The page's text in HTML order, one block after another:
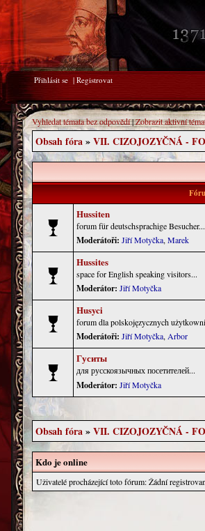
Přihlásit se | Registrovat
Vyhledat témata bez odpovědí|Zobrazit aktivní
Obsah fóra»VII. CIZOJOZYČNÁ -
Hussiten
forum für deutschsprachige Besucher...
Moderátoři: Jiří Motyčka, Marek
Hussites
space for English speaking visitors...
Moderátor: Jiří Motyčka
Husyci
forum dla polskojęzycznych
Moderátoři: Jiří Motyčka, Arbor
Гуситы
для русскоязычных посетителей...
Moderátor: Jiří Motyčka
Obsah fóra»VII. CIZOJOZYČNÁ -
Kdo je online
Uživatelé procházející toto fórum: Žádní